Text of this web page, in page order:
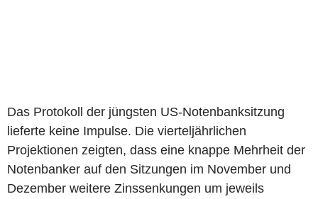
Das Protokoll der jüngsten US-Notenbanksitzung
lieferte keine Impulse. Die vierteljährlichen
Projektionen zeigten, dass eine knappe Mehrheit der
Notenbanker auf den Sitzungen im November und
Dezember weitere Zinssenkungen um jeweils